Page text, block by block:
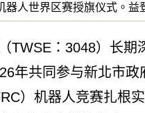
器人世界区赛授旗仪式。益
TWSE：3048）长期
年共同参与新北市政
）机器人竞赛扎根